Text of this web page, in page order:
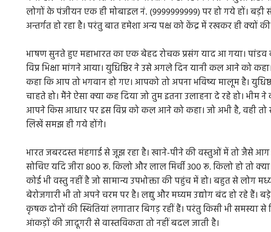
लोगों के पंजीयन एक ही मोबाइल नं. (9999999999) पर हो गये हों।
अन्तर्गत हो रहा है। परंतु बात हमेशा अन्य पक्ष को केंद्र में रखकर ही क्यों
भाषण सुनते हुए महाभारत का एक बेहद रोचक प्रसंग याद आ गया।
विप्र भिक्षा मांगने आया। युधिष्ठिर ने उसे अगले दिन यानी कल आने को
कहा कि आप तो भगवान हो गए। आपको तो अपना भविष्य मालूम है।
चाहते हो। मैंने ऐसा क्या कह दिया जो तुम इतना उलाहना दे रहे हो।
आपने किस आधार पर इस विप्र को कल आने को कहा। जो अभी है, वही
लिखें समझ ही गये होंगे।
भारत जबरदस्त मंहगाई से जूझ रहा है। खाने-पीने की वस्तुओं में तो जैसे आग
सोचिए यदि जीरा 800 रू. किलो और लाल मिर्ची 300 रू. किलो हो तो
कोई भी वस्तु नहीं है जो सामान्य उपभोक्ता की पहुंच में हो। बहुत से लोग
बेरोजगारी भी तो अपने चरम पर है। लद्यु और मघ्यम उद्योग बंद हो रहे हैं।
कृषक दोनों की स्थितियां लगातार बिगड़ रहीं हैं। परंतु किसी भी समस्या
आंकड़ों की जादूगरी से वास्तविकता तो नहीं बदल जाती है।